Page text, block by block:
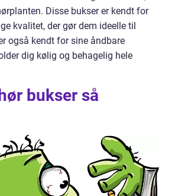
Disse bukser er kendt for
kvalitet, der gør dem ideelle til
også kendt for sine åndbare
dig kølig og behagelig hele
bukser så